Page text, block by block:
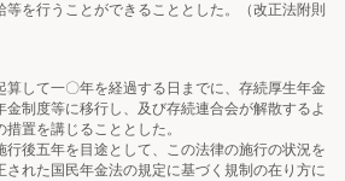
を行うことができることとした。（改正法附則
して一〇年を経過する日までに、存続厚生年金
制度等に移行し、及び存続連合会が解散するよ
置を講じることとした。
後五年を目途として、この法律の施行の状況を
れた国民年金法の規定に基づく規制の在り方に